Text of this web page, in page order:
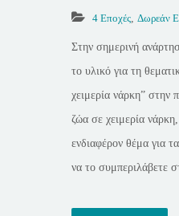
4 Εποχές, Δωρεάν
Στην σημερινή
το υλικό για τη
χειμερία νάρκη” στην
ζώα σε χειμερία νάρκη,
ενδιαφέρον θέμα για
να το συμπεριλάβετε